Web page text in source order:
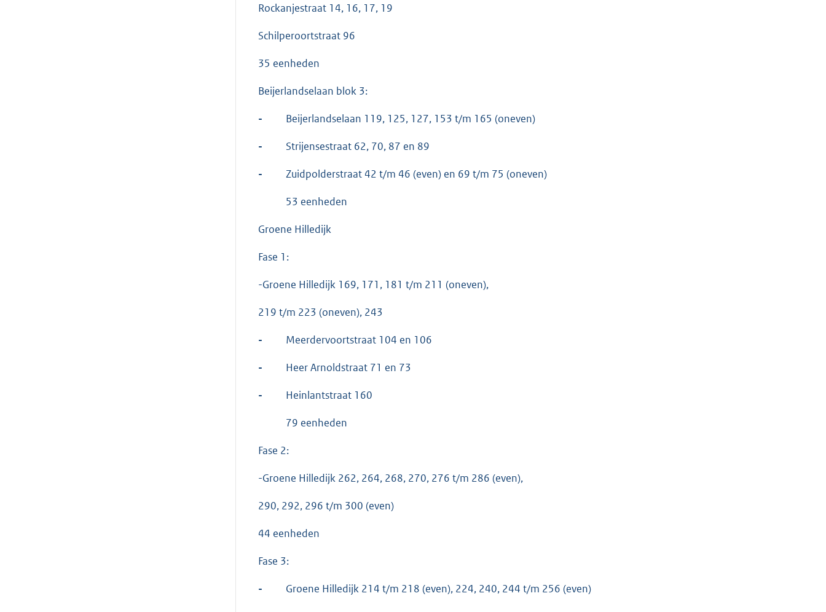
Rockanjestraat 14, 16, 17, 19
Schilperoortstraat 96
35 eenheden
Beijerlandselaan blok 3:
- Beijerlandselaan 119, 125, 127, 153 t/m 165 (oneven)
- Strijensestraat 62, 70, 87 en 89
- Zuidpolderstraat 42 t/m 46 (even) en 69 t/m 75 (oneven)
53 eenheden
Groene Hilledijk
Fase 1:
-Groene Hilledijk 169, 171, 181 t/m 211 (oneven),
219 t/m 223 (oneven), 243
- Meerdervoortstraat 104 en 106
- Heer Arnoldstraat 71 en 73
- Heinlantstraat 160
79 eenheden
Fase 2:
-Groene Hilledijk 262, 264, 268, 270, 276 t/m 286 (even),
290, 292, 296 t/m 300 (even)
44 eenheden
Fase 3:
- Groene Hilledijk 214 t/m 218 (even), 224, 240, 244 t/m 256 (even)